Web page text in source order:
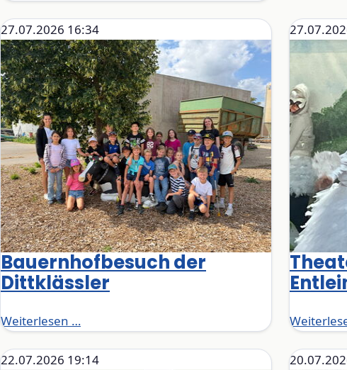
27.07.2026 16:34
Bauernhofbesuch der
Dittklässler
Weiterlesen …
22.07.2026 19:14